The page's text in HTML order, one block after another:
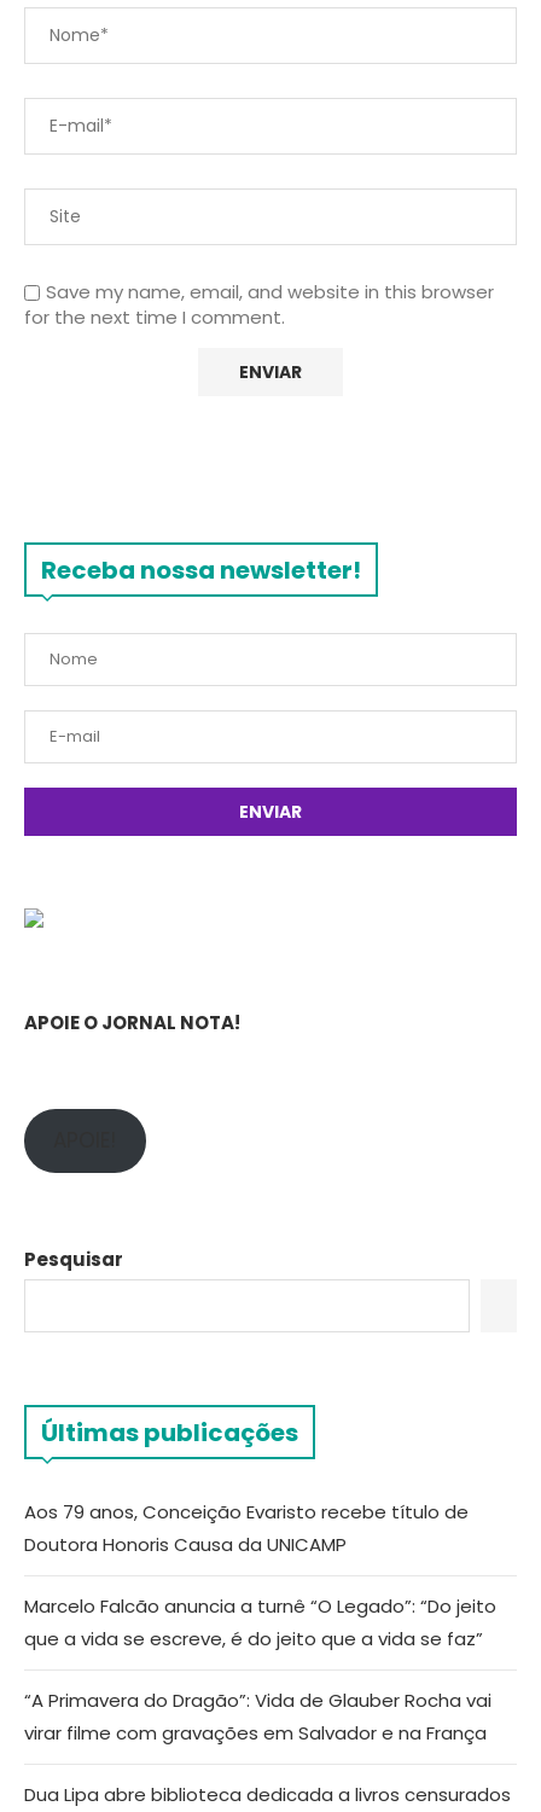
Save my name, email, and website in this browser
for the next time I comment.
Receba nossa newsletter!
APOIE O JORNAL NOTA!
Pesquisar
Últimas publicações
Aos 79 anos, Conceição Evaristo recebe título de
Doutora Honoris Causa da UNICAMP
Marcelo Falcão anuncia a turnê “O Legado”: “Do jeito
que a vida se escreve, é do jeito que a vida se faz”
“A Primavera do Dragão”: Vida de Glauber Rocha vai
virar filme com gravações em Salvador e na França
Dua Lipa abre biblioteca dedicada a livros censurados